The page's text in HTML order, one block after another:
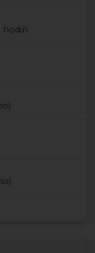
hodin